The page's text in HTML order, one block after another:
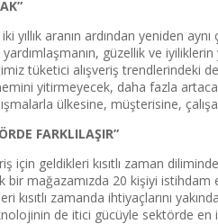
yıllık aranın ardından yeniden
güzellik ve
tüketici alışveriş trendlerindeki
yitirmeyecek, daha fazla
ülkesine, müşterisine,
FARKLILAŞIR”
için geldikleri kısıtlı zaman
bir mağazamızda 20 kişiyi
kısıtlı zamanda ihtiyaçlarını
de itici gücüyle sektörde en